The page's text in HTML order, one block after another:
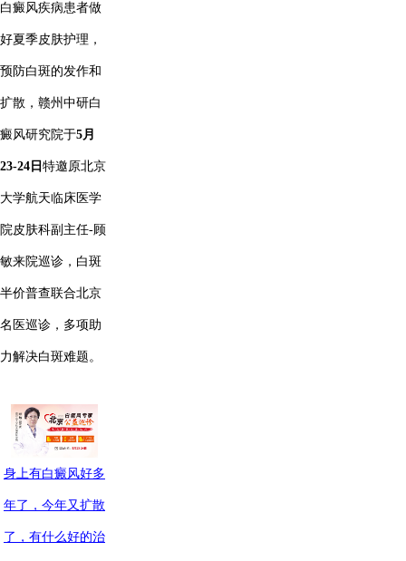
白癜风疾病患者做
好夏季皮肤护理，
预防白斑的发作和
扩散，赣州中研白
癜风研究院于5月
23-24日 特邀原北京
大学航天临床医学
院皮肤科副主任-顾
敏来院巡诊，白斑
半价普查联合北京
名医巡诊，多项助
力解决白斑难题。
身上有白癜风好多
年了，今年又扩散
了，有什么好的治